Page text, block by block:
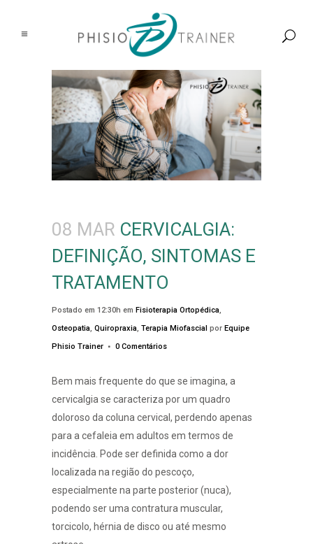
08 MAR CERVICALGIA:
DEFINIÇÃO, SINTOMAS E
TRATAMENTO
Postado em 12:30h em Fisioterapia Ortopédica,
Osteopatia, Quiropraxia, Terapia Miofascial por Equipe
Phisio Trainer
0 Comentários
Bem mais frequente do que se imagina, a
cervicalgia se caracteriza por um quadro
doloroso da coluna cervical, perdendo apenas
para a cefaleia em adultos em termos de
incidência. Pode ser definida como a dor
localizada na região do pescoço,
especialmente na parte posterior (nuca),
podendo ser uma contratura muscular,
torcicolo, hérnia de disco ou até mesmo